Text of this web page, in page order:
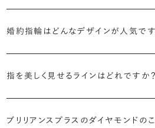
す。
流行に左右されないデザインであること
・着用シーンを想像して選ぶ
婚約指輪はどんなデザインが人気です
リリアンスプラスでも不動の人気を誇りま
指を美しく見せるラインはどれですか？
見えやすいと言われています。
ブリリアンスプラスのダイヤモンドの